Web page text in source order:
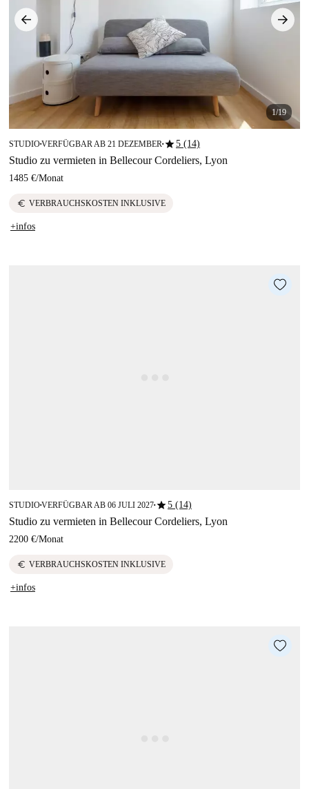
1/19
STUDIO■VERFÜGBAR AB 21 DEZEMBER ■star5 (14)
Studio zu vermieten in Bellecour Cordeliers, Lyon
1485 €/Monat
euro VERBRAUCHSKOSTEN INKLUSIVE
+infos
STUDIO■VERFÜGBAR AB 06 JULI 2027■star5 (14)
Studio zu vermieten in Bellecour Cordeliers, Lyon
2200 €/Monat
euro VERBRAUCHSKOSTEN INKLUSIVE
+infos